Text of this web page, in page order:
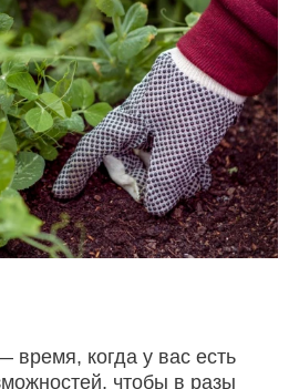
время, когда у вас есть
чтобы в разы